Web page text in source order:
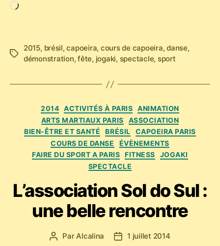
Étiquettes
2015, brésil,capoeira, cours de capoeira,danse,
démonstration,fête, jogaki, spectacle, sport
Catégories
2014 ACTIVITÉS À PARIS ANIMATION
ARTS MARTIAUX PARIS
ASSOCIATION
BIEN-ÊTRE ET SANTÉ
BRÉSIL
CAPOEIRA PARIS
COURS DE DANSE
ÉVÈNEMENTS
FAIRE DU SPORT A PARIS
FITNESS
JOGAKI
SPECTACLE
L’association Sol do Sul :
une belle rencontre
Auteur
ParAlcalina
Date1 juillet 2014